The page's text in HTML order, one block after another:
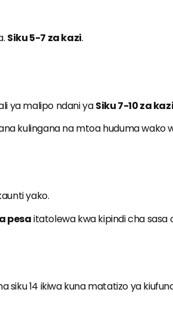
Siku 5-7 za kazi.
ya malipo ndani yaSiku 7-10 za
kulingana na mtoa huduma wako
yako.
pesaitatolewa kwa kipindi cha sasa
14 ikiwa kuna matatizo ya